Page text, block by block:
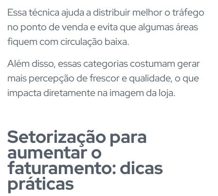
Essa técnica ajuda a distribuir melhor o tráfego
no ponto de venda e evita que algumas áreas
fiquem com circulação baixa.
Além disso, essas categorias costumam gerar
mais percepção de frescor e qualidade, o que
impacta diretamente na imagem da loja.
Setorização para
aumentar o
faturamento: dicas
práticas